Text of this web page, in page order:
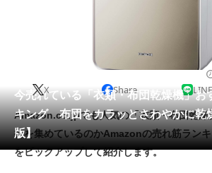
ファッション
ペット 家電
工具・DIY 本・DVD・
生活家電 生活用品
今売れている「衣類・布団乾燥機」お
キング 布団をカラッとさわやかに乾
版】
X Share LINE
Amazon.co.jpでも人気の「衣類・布団乾燥
持を集めているのかAmazonの売れ筋ラン
をピックアップして紹介します。